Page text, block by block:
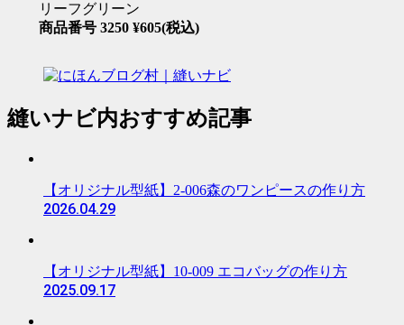
リーフグリーン
商品番号 3250 ¥605(税込)
縫いナビ内おすすめ記事
【オリジナル型紙】2-006森のワンピースの作り方
2026.04.29
【オリジナル型紙】10-009 エコバッグの作り方
2025.09.17